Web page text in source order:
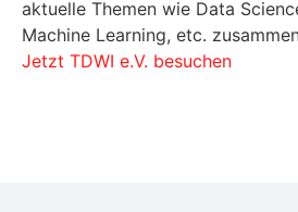
aktuelle Themen wie Data
Machine Learning, etc.
Jetzt TDWI e.V. besuchen